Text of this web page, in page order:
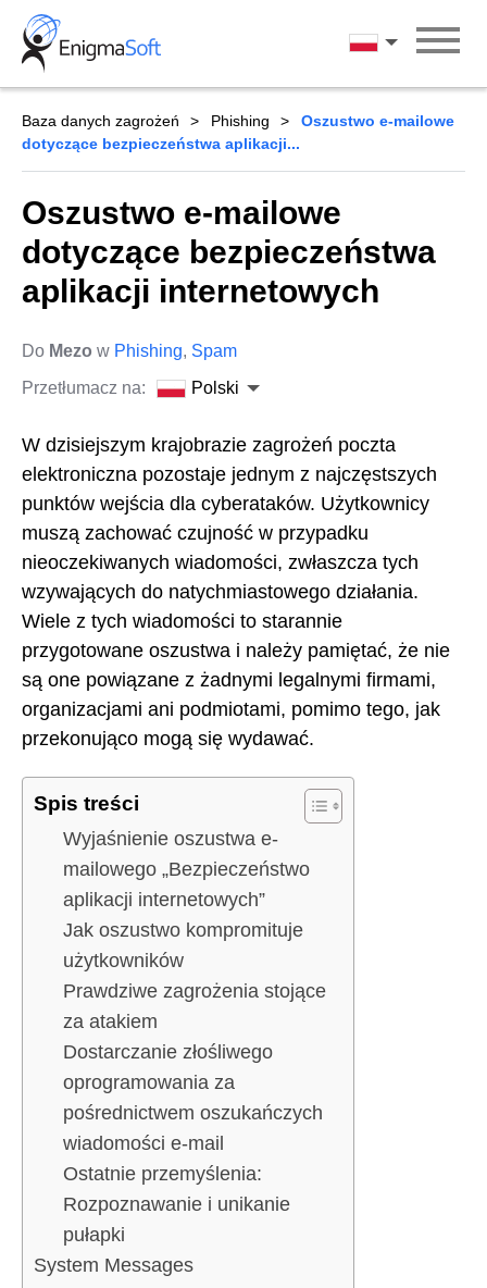
Skip
content
Polski
Baza danych zagrożeń Phishing
Oszustwo e-mailowe
dotyczące bezpieczeństwa aplikacji...
Oszustwo e-mailowe
dotyczące bezpieczeństwa
aplikacji internetowych
Do Mezo w Phishing, Spam
Przetłumacz na:
Polski
W dzisiejszym krajobrazie zagrożeń poczta
elektroniczna pozostaje jednym z najczęstszych
punktów wejścia dla cyberataków. Użytkownicy
muszą zachować czujność w przypadku
nieoczekiwanych wiadomości, zwłaszcza tych
wzywających do natychmiastowego działania.
Wiele z tych wiadomości to starannie
przygotowane oszustwa i należy pamiętać, że nie
są one powiązane z żadnymi legalnymi firmami,
organizacjami ani podmiotami, pomimo tego, jak
przekonująco mogą się wydawać.
Spis treści
Wyjaśnienie oszustwa e-
mailowego „Bezpieczeństwo
aplikacji internetowych”
Jak oszustwo kompromituje
użytkowników
Prawdziwe zagrożenia stojące
za atakiem
Dostarczanie złośliwego
oprogramowania za
pośrednictwem oszukańczych
wiadomości e-mail
Ostatnie przemyślenia:
Rozpoznawanie i unikanie
pułapki
System Messages